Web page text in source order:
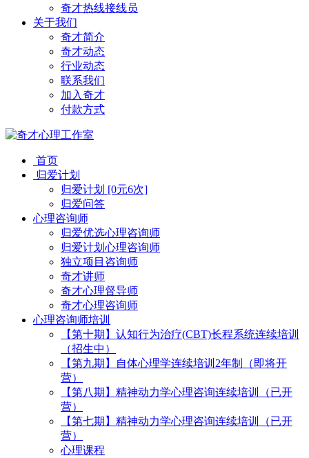
奇才热线接线员
关于我们
奇才简介
奇才动态
行业动态
联系我们
加入奇才
付款方式
首页
归爱计划
归爱计划 [0元6次]
归爱问答
心理咨询师
归爱优选心理咨询师
归爱计划心理咨询师
独立项目咨询师
奇才讲师
奇才心理督导师
奇才心理咨询师
心理咨询师培训
【第十期】认知行为治疗(CBT)长程系统连续培训
（招生中）
【第九期】自体心理学连续培训2年制（即将开
营）
【第八期】精神动力学心理咨询连续培训（已开
营）
【第七期】精神动力学心理咨询连续培训（已开
营）
心理课程